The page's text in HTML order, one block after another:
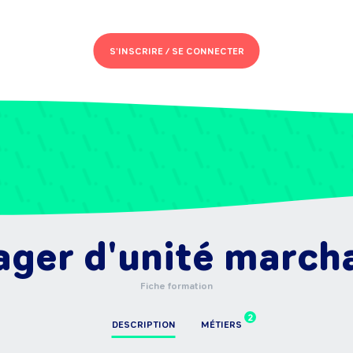
S'INSCRIRE /SE CONNECTER
d'unité
Fiche formation
DESCRIPTION
2
MÉTIERS